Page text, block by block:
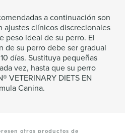
a continuación son
ajustes clínicos discrecionales
peso ideal de su perro. El
de su perro debe ser gradual
días. Sustituya pequeñas
vez, hasta que su perro
VETERINARY DIETS EN
Canina.
otros productos de